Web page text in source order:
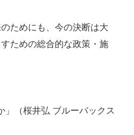
ためにも、今の決断は大
ための総合的な政策・施
」（桜井弘 ブルーバックス